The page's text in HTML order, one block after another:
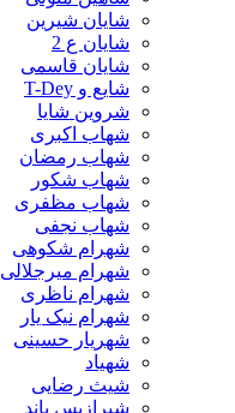
شایان شیرین
شایان ع 2
شایان قاسمی
شایع و T-Dey
شروین شایا
شهاب اکبری
شهاب رمضان
شهاب شکور
شهاب مظفری
شهاب نجفی
شهرام شکوهی
شهرام میرجلالی
شهرام ناظری
شهرام نیک یار
شهریار حسینی
شهیاد
شیث رضایی
شیرازیس باند